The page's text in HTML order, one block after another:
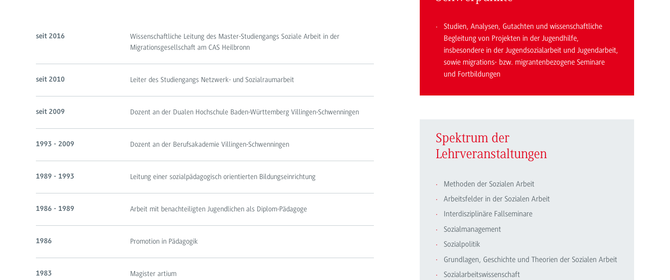
Studien, Analysen, Gutachten und wissenschaftliche
Begleitung von Projekten in der Jugendhilfe,
insbesondere in der Jugendsozialarbeit und Jugendarbeit,
sowie migrations- bzw. migrantenbezogene Seminare
und Fortbildungen
Spektrum der
Lehrveranstaltungen
Methoden der Sozialen Arbeit
Arbeitsfelder in der Sozialen Arbeit
Interdisziplinäre Fallseminare
Sozialmanagement
Sozialpolitik
Grundlagen, Geschichte und Theorien der Sozialen Arbeit
Sozialarbeitswissenschaft
seit 2016
Wissenschaftliche Leitung des Master-Studiengangs Soziale Arbeit in der
Migrationsgesellschaft am CAS Heilbronn
seit 2010 Leiter des Studiengangs Netzwerk- und Sozialraumarbeit
seit 2009 Dozent an der Dualen Hochschule Baden-Württemberg Villingen-Schwenningen
1993 - 2009 Dozent an der Berufsakademie Villingen-Schwenningen
1989 - 1993 Leitung einer sozialpädagogisch orientierten Bildungseinrichtung
1986 - 1989 Arbeit mit benachteiligten Jugendlichen als Diplom-Pädagoge
1986 Promotion in Pädagogik
1983 Magister artium